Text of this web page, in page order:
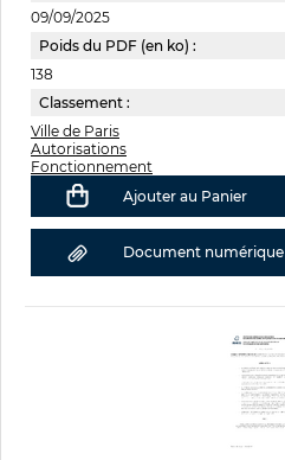
09/09/2025
Poids du PDF (en ko) :
138
Classement :
Ville de Paris
Autorisations
Fonctionnement
Ajouter au Panier
Document numérique